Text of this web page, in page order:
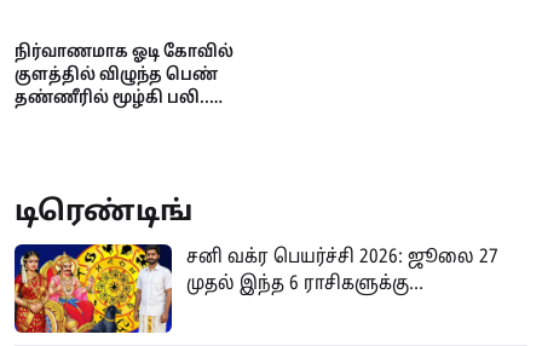
நிர்வாணமாக ஓடி கோவில்
குளத்தில் விழுந்த பெண்
தண்ணீரில் மூழ்கி பலி..
டிரெண்டிங்
சனி வக்ர பெயர்ச்சி 2026: ஜூலை 27
முதல் இந்த 6 ராசிகளுக்கு...